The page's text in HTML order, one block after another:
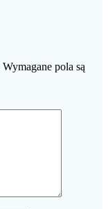
Wymagane pola są